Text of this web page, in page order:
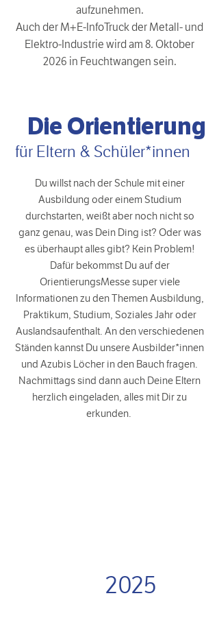
aufzunehmen.
Auch der M+E-InfoTruck der Metall- und
Elektro-Industrie wird am 8. Oktober
2026 in Feuchtwangen sein.
für Eltern & Schüler*innen
Die Orientierung
Du willst nach der Schule mit einer
Ausbildung oder einem Studium
durchstarten, weißt aber noch nicht so
ganz genau, was Dein Ding ist? Oder was
es überhaupt alles gibt? Kein Problem!
Dafür bekommst Du auf der
OrientierungsMesse super viele
Informationen zu den Themen Ausbildung,
Praktikum, Studium, Soziales Jahr oder
Auslandsaufenthalt. An den verschiedenen
Ständen kannst Du unsere Ausbilder*innen
und Azubis Löcher in den Bauch fragen.
Nachmittags sind dann auch Deine Eltern
herzlich eingeladen, alles mit Dir zu
erkunden.
2025